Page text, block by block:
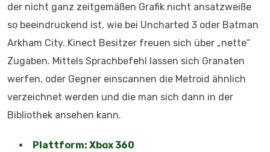
der nicht ganz zeitgemäßen Grafik nicht ansatzweiße
so beeindruckend ist, wie bei Uncharted 3 oder Batman
Arkham City. Kinect Besitzer freuen sich über „nette“
Zugaben. Mittels Sprachbefehl lassen sich Granaten
werfen, oder Gegner einscannen die Metroid ähnlich
verzeichnet werden und die man sich dann in der
Bibliothek ansehen kann.
Plattform: Xbox 360